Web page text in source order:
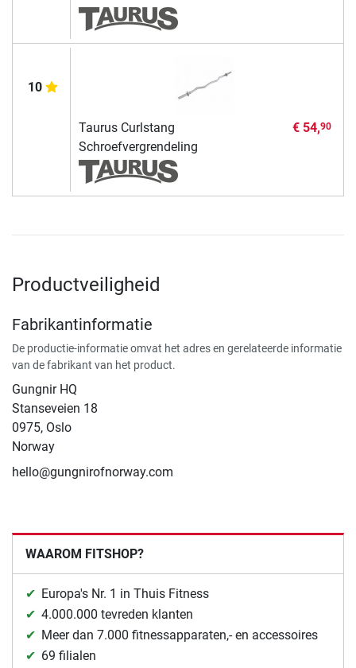
10
Taurus Curlstang
Schroefvergrendeling
€ 54,90
Productveiligheid
Fabrikantinformatie
De productie-informatie omvat het adres en gerelateerde informatie
van de fabrikant van het product.
Gungnir HQ
Stanseveien 18
0975, Oslo
Norway
hello@gungnirofnorway.com
WAAROM FITSHOP?
Europa's Nr. 1 in Thuis Fitness
4.000.000 tevreden klanten
Meer dan 7.000 fitnessapparaten,- en accessoires
69 filialen